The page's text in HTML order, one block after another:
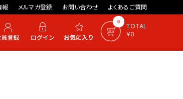
報 メルマガ登録 お問い合わせ よくあるご質問
0
TOTAL
￥0